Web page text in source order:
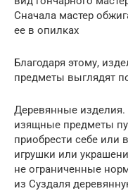
Сначала мастер
ее в опилках
Благодаря этому,
предметы выглядят
Деревянные изделия.
изящные предметы
приобрести себе или
игрушки или
не ограниченные
из Суздаля